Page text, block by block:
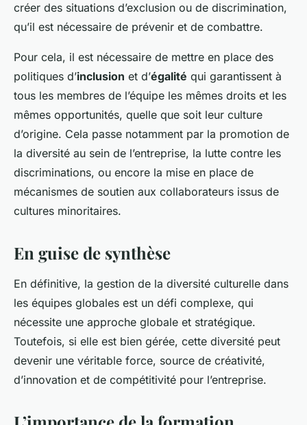
créer des situations d’exclusion ou de discrimination,
qu’il est nécessaire de prévenir et de combattre.
Pour cela, il est nécessaire de mettre en place des
politiques d’inclusion et d’égalité qui garantissent à
tous les membres de l’équipe les mêmes droits et les
mêmes opportunités, quelle que soit leur culture
d’origine. Cela passe notamment par la promotion de
la diversité au sein de l’entreprise, la lutte contre les
discriminations, ou encore la mise en place de
mécanismes de soutien aux collaborateurs issus de
cultures minoritaires.
En guise de synthèse
En définitive, la gestion de la diversité culturelle dans
les équipes globales est un défi complexe, qui
nécessite une approche globale et stratégique.
Toutefois, si elle est bien gérée, cette diversité peut
devenir une véritable force, source de créativité,
d’innovation et de compétitivité pour l’entreprise.